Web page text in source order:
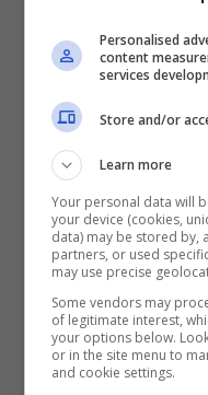
dimensioni a
rosso,
Interessante
di Natale e
pezzi e le
mettere davanti
in giardino) a
Personalised
content
services
Store and/or
Learn more
Your personal data will
your device (cookies,
data) may be stored by,
partners, or used
may use precise
Some vendors may
of legitimate interest,
your options below.
or in the site menu to
and cookie settings.